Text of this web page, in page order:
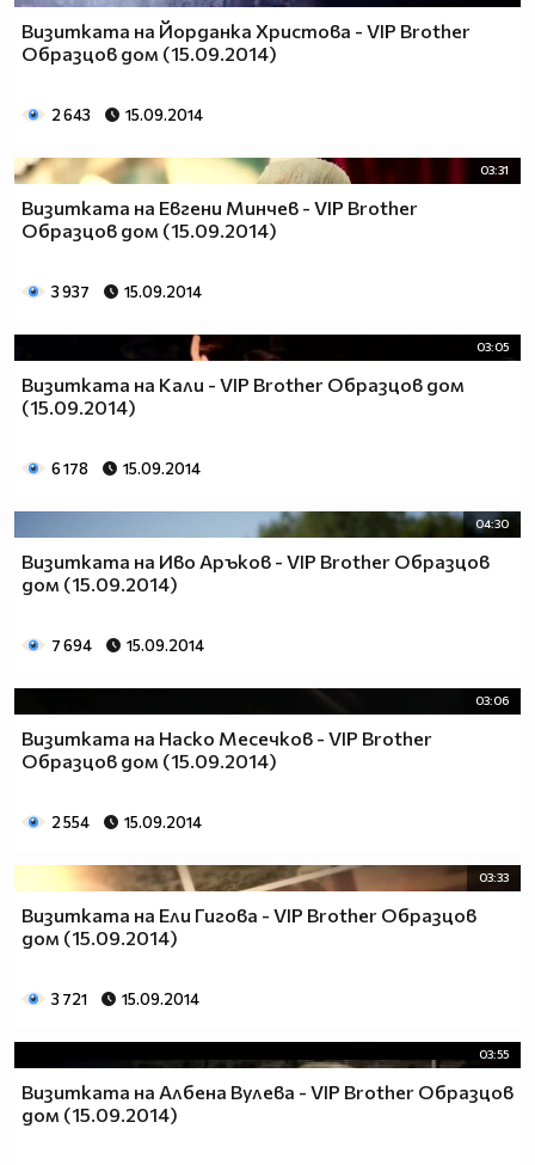
Визитката на Йорданка Христова - VIP Brother
Образцов дом (15.09.2014)
2 643 15.09.2014
03:31
Визитката на Евгени Минчев - VIP Brother
Образцов дом (15.09.2014)
3 937 15.09.2014
03:05
Визитката на Кали - VIP Brother Образцов дом
(15.09.2014)
6 178 15.09.2014
04:30
Визитката на Иво Аръков - VIP Brother Образцов
дом (15.09.2014)
7 694 15.09.2014
03:06
Визитката на Наско Месечков - VIP Brother
Образцов дом (15.09.2014)
2 554 15.09.2014
03:33
Визитката на Ели Гигова - VIP Brother Образцов
дом (15.09.2014)
3 721 15.09.2014
03:55
Визитката на Албена Вулева - VIP Brother Образцов
дом (15.09.2014)